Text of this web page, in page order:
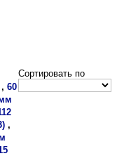
, 60
,
Сортировать по